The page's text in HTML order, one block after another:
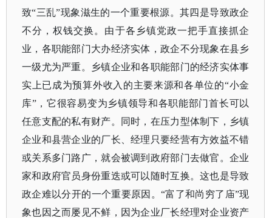
致“三乱”现象滋生的一个重要根源。其四是导致政企
不分，权钱交换。由于各乡镇党政一把手直接抓企
业，各职能部门大办经济实体，政企不分现象在县乡
一级尤为严重。乡镇企业和各职能部门的经济实体事
实上已成为预算外收入的主要来源和各单位的“小金
库”，它很容易变为乡镇领导和各职能部门首长可以
任意支配的私有财产。同时，在压力型体制下，乡镇
企业和县营企业的厂长、经理只要经营有方效益不错
或关系多门路广，就会被调到政府部门去做官。企业
家和政府官员身份重迭或可以随时互换。这也是导致
政企难以分开的一个重要原因。“富了和尚穷了庙”现
象也因之而屡见不鲜，因为企业厂长经理对企业资产